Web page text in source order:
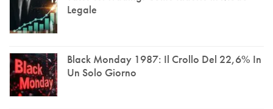
Legale
Black Monday 1987: Il Crollo Del 22,6% In
Un Solo Giorno